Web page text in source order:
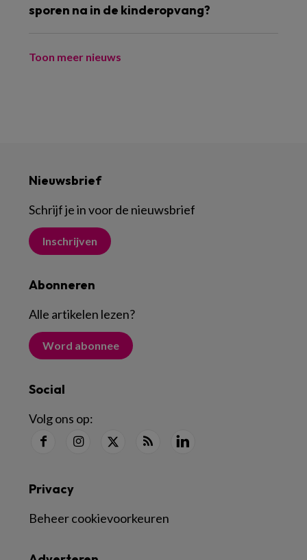
sporen na in de kinderopvang?
Toon meer nieuws
Nieuwsbrief
Schrijf je in voor de nieuwsbrief
Inschrijven
Abonneren
Alle artikelen lezen?
Word abonnee
Social
Volg ons op:
Privacy
Beheer cookievoorkeuren